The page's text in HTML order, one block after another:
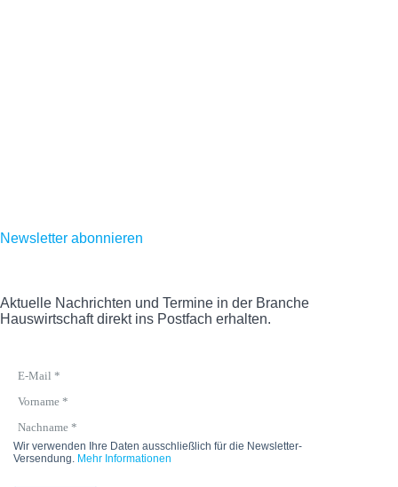
Newsletter abonnieren
Aktuelle Nachrichten und Termine in der Branche
Hauswirtschaft direkt ins Postfach erhalten.
Wir verwenden Ihre Daten ausschließlich für die Newsletter-
Versendung. Mehr Informationen